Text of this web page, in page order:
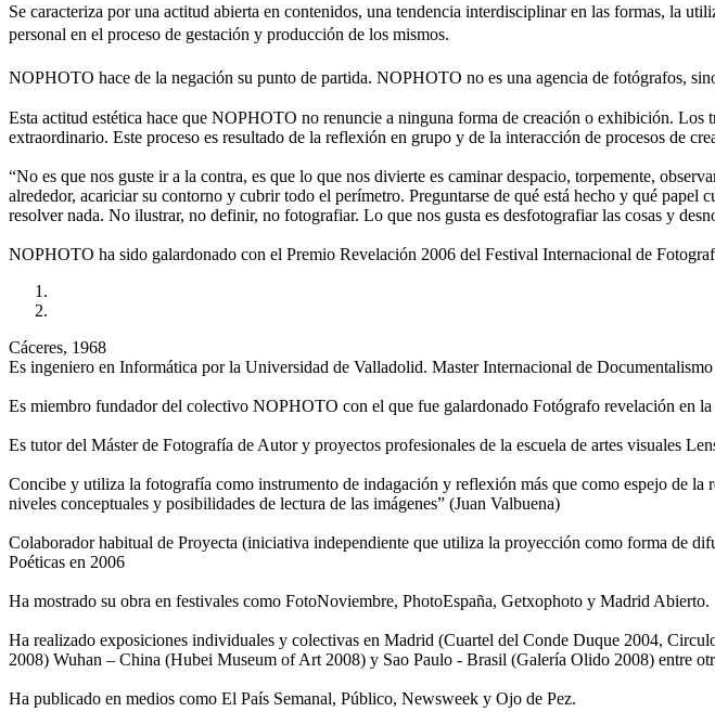
Se caracteriza por una actitud abierta en contenidos, una tendencia interdisciplinar en las formas, la
personal en el proceso de gestación y producción de los mismos.
NOPHOTO hace de la negación su punto de partida. NOPHOTO no es una agencia de fotógrafos,
Esta actitud estética hace que NOPHOTO no renuncie a ninguna forma de creación o exhibición.
extraordinario. Este proceso es resultado de la reflexión en grupo y de la interacción de procesos de
“No es que nos guste ir a la contra, es que lo que nos divierte es caminar despacio, torpemente,
alrededor, acariciar su contorno y cubrir todo el perímetro. Preguntarse de qué está hecho y qué
resolver nada. No ilustrar, no definir, no fotografiar. Lo que nos gusta es desfotografiar las cosas y
NOPHOTO ha sido galardonado con el Premio Revelación 2006 del Festival Internacional de
Cáceres, 1968
Es ingeniero en Informática por la Universidad de Valladolid. Master Internacional de
Es miembro fundador del colectivo NOPHOTO con el que fue galardonado Fotógrafo revelación en la
Es tutor del Máster de Fotografía de Autor y proyectos profesionales de la escuela de artes visuales
Concibe y utiliza la fotografía como instrumento de indagación y reflexión más que como espejo de
niveles conceptuales y posibilidades de lectura de las imágenes” (Juan Valbuena)
Colaborador habitual de Proyecta (iniciativa independiente que utiliza la proyección como forma de
Poéticas en 2006
Ha mostrado su obra en festivales como FotoNoviembre, PhotoEspaña, Getxophoto y Madrid Abierto.
Ha realizado exposiciones individuales y colectivas en Madrid (Cuartel del Conde Duque 2004,
2008) Wuhan – China (Hubei Museum of Art 2008) y Sao Paulo - Brasil (Galería Olido 2008) entre
Ha publicado en medios como El País Semanal, Público, Newsweek y Ojo de Pez.